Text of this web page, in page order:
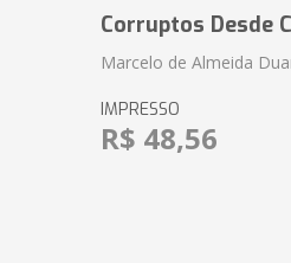
Corruptos Desde
Marcelo de Almeida
IMPRESSO
R$ 48,56